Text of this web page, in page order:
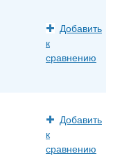
Добавить
к
сравнению
Добавить
к
сравнению